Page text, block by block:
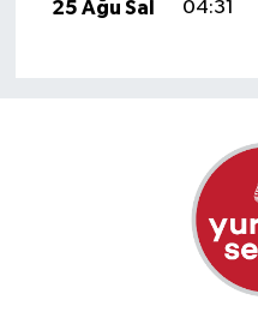
25 Ağu Sal
04:31